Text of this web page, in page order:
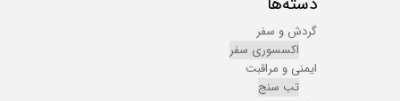
خروج از حساب کاربری
گردش و سفر
اکسسوری سفر
ایمنی و مراقبت
تب سنج